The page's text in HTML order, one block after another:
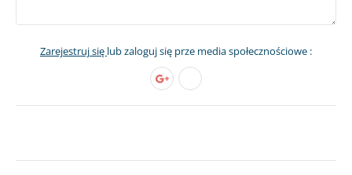
Zarejestruj się lub zaloguj się prze media społecznościowe :